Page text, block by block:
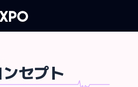
ンセプト